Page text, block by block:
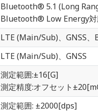
Bluetooth® 5.1 (Long
Bluetooth® Low Energy
LTE (Main/Sub)、GNSS
LTE (Main/Sub)、GNSS
測定範囲:±16[G]
測定精度:オフセット
測定範囲: ±2000[dps]